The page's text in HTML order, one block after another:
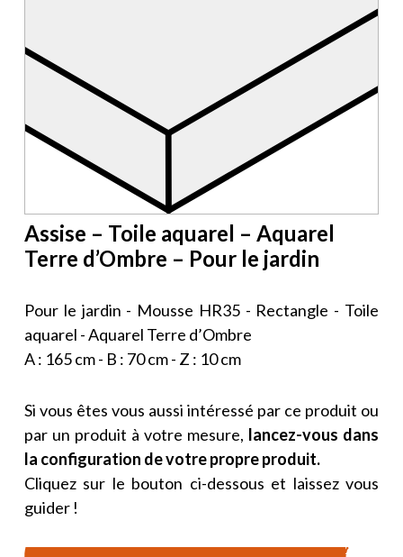
Assise – Toile aquarel – Aquarel
Terre d’Ombre – Pour le jardin
Pour le jardin - Mousse HR35 - Rectangle - Toile
aquarel - Aquarel Terre d’Ombre
A : 165 cm - B : 70 cm - Z : 10 cm
Si vous êtes vous aussi intéressé par ce produit ou
par un produit à votre mesure, lancez-vous dans
la configuration de votre propre produit.
Cliquez sur le bouton ci-dessous et laissez vous
guider !